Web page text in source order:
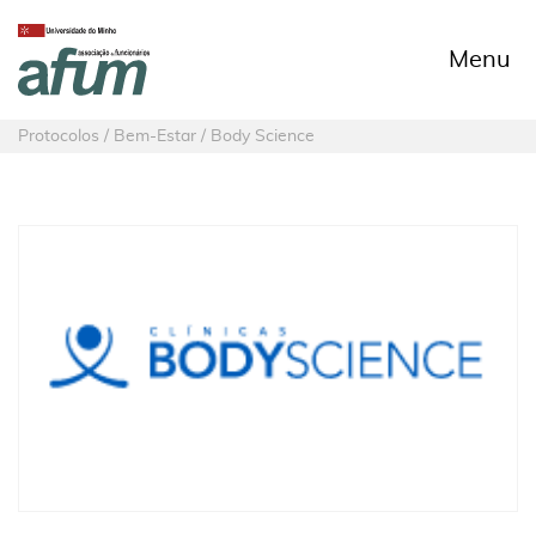
Menu
Protocolos / Bem-Estar / Body Science